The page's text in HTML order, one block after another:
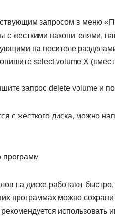
запросом в меню
с жесткими накопителями,
на носителе
select volume X
запрос delete volume и
с жесткого диска, можно
программ
на диске работают
программах можно
использовать